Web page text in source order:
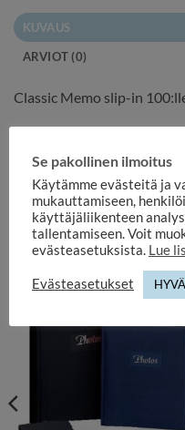
KUVAUS
ARVIOT (0)
Classic Memo slip-in
Tilaa tekstille kuvien
Se pakollinen ilmoitus
Käytämme evästeitä ja
mukauttamiseen,
käyttäjäliikenteen
tallentamiseen. Voit
evästeasetuksista. Lue
Evästeasetukset